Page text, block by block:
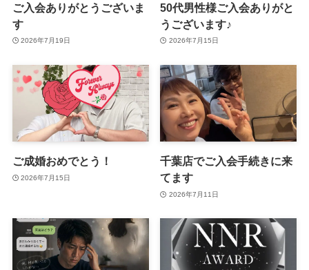
ご入会ありがとうございま
す
2026年7月19日
50代男性様ご入会ありがと
うございます♪
2026年7月15日
ご成婚おめでとう！
2026年7月15日
千葉店でご入会手続きに来
てます
2026年7月11日